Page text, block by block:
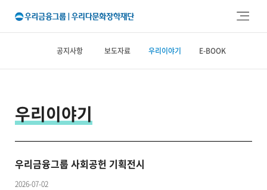
본문 바로가기
주메뉴 바로가기
공지사항 보도자료 우리이야기 E-BOOK
우리이야기
우리금융그룹 사회공헌 기획전시
2026-07-02